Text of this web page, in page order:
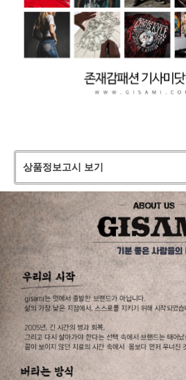
상품정보고시 보기